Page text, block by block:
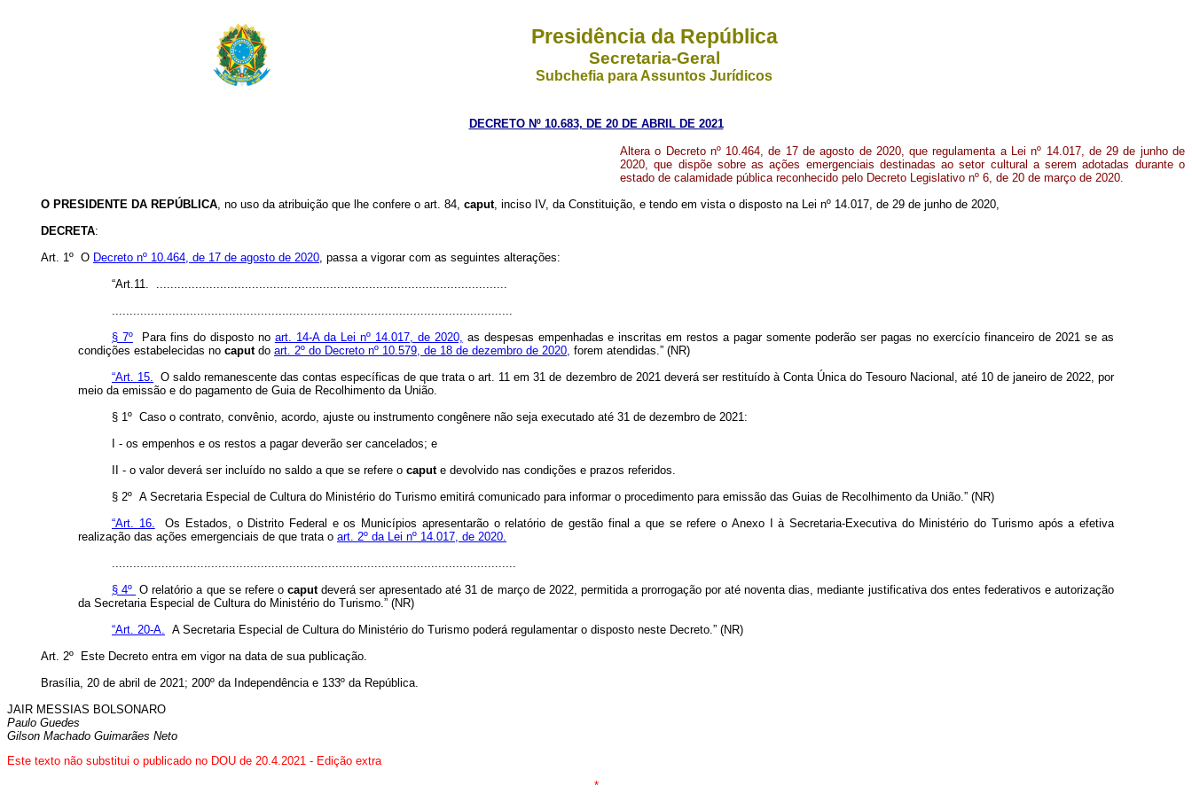
Presidência da República
Secretaria-Geral
Subchefia para Assuntos Jurídicos
DECRETO Nº 10.683, DE 20 DE ABRIL DE 2021
Altera o Decreto nº 10.464, de 17 de agosto de 2020, que regulamenta a Lei nº 14.017, de 29 de junho de
2020, que dispõe sobre as ações emergenciais destinadas ao setor cultural a serem adotadas durante o
estado de calamidade pública reconhecido pelo Decreto Legislativo nº 6, de 20 de março de 2020.
O PRESIDENTE DA REPÚBLICA, no uso da atribuição que lhe confere o art. 84, caput, inciso IV, da Constituição, e tendo em vista o disposto na Lei nº 14.017, de 29 de junho de 2020,
DECRETA:
Art. 1º O Decreto nº 10.464, de 17 de agosto de 2020, passa a vigorar com as seguintes alterações:
“Art.11. ...................................................................................................
.................................................................................................................
§ 7ºPara fins do disposto no art. 14-A da Lei nº 14.017, de 2020, as despesas empenhadas e inscritas em restos a pagar somente poderão ser pagas no exercício financeiro de 2021 se as
condições estabelecidas no caputdo art. 2º do Decreto nº 10.579, de 18 de dezembro de 2020, forem atendidas.” (NR)
“Art. 15. O saldo remanescente das contas específicas de que trata o art. 11 em 31 de dezembro de 2021 deverá ser restituído à Conta Única do Tesouro Nacional, até 10 de janeiro de 2022, por
meio da emissão e do pagamento de Guia de Recolhimento da União.
§ 1º Caso o contrato, convênio, acordo, ajuste ou instrumento congênere não seja executado até 31 de dezembro de 2021:
I - os empenhos e os restos a pagar deverão ser cancelados; e
II - o valor deverá ser incluído no saldo a que se refere o caput e devolvido nas condições e prazos referidos.
§ 2º A Secretaria Especial de Cultura do Ministério do Turismo emitirá comunicado para informar o procedimento para emissão das Guias de Recolhimento da União.” (NR)
“Art. 16. Os Estados, o Distrito Federal e os Municípios apresentarão o relatório de gestão final a que se refere o Anexo I à Secretaria-Executiva do Ministério do Turismo após a efetiva
realização das ações emergenciais de que trata o art. 2º da Lei nº 14.017, de 2020.
..................................................................................................................
§ 4º O relatório a que se refere o caputdeverá ser apresentado até 31 de março de 2022, permitida a prorrogação por até noventa dias, mediante justificativa dos entes federativos e autorização
da Secretaria Especial de Cultura do Ministério do Turismo.” (NR)
“Art. 20-A. A Secretaria Especial de Cultura do Ministério do Turismo poderá regulamentar o disposto neste Decreto.” (NR)
Art. 2º Este Decreto entra em vigor na data de sua publicação.
Brasília, 20 de abril de 2021; 200º da Independência e 133º da República.
JAIR MESSIAS BOLSONARO
Paulo Guedes
Gilson Machado Guimarães Neto
Este texto não substitui o publicado no DOU de 20.4.2021 - Edição extra
*